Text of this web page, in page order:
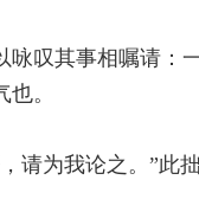
叹其事相嘱请：
。
请为我论之。”此